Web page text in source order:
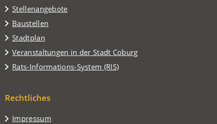
Stellenangebote
Baustellen
Stadtplan
(Öffnet
in
einem
neuen
Veranstaltungen in der Stadt Coburg
(Öffnet
in
einem
Tab)
Rats-Informations-System (RIS)
(Öffnet
neuen
Rechtliches
Impressum